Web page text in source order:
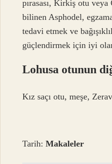
pırasası, Kirkiş otu
bilinen Asphodel,
tedavi etmek ve
güçlendirmek için iyi
Lohusa otunun
Kız saçı otu, meşe,
Tarih:Makaleler